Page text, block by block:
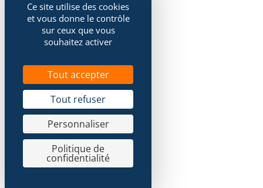
Ce site utilise des cookies
et vous donne le contrôle
sur ceux que vous
souhaitez activer
Tout accepter
Tout refuser
Personnaliser
Politique de
confidentialité